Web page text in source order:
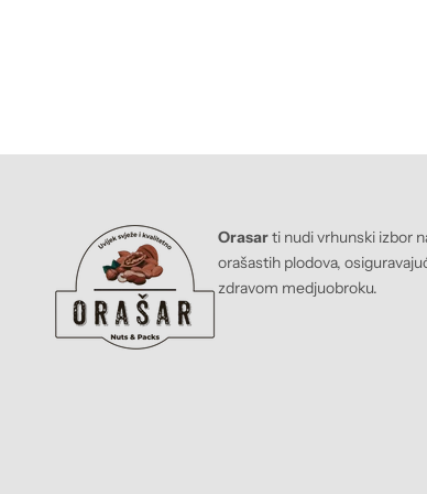
Orasarti nudi vrhunski izbor
orašastih plodova,
zdravom medjuobroku.